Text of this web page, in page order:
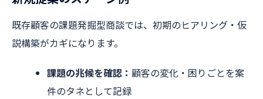
既存顧客の課題発掘型商談では、初期のヒアリング・仮
説構築がカギになります。
課題の兆候を確認： 顧客の変化・困りごとを案
件のタネとして記録